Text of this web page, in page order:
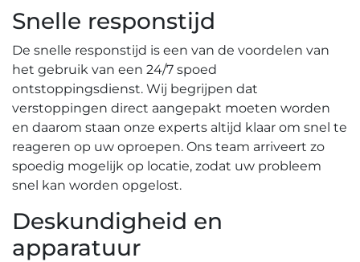
Snelle responstijd
De snelle responstijd is een van de voordelen van
het gebruik van een 24/7 spoed
ontstoppingsdienst.​ Wij begrijpen dat
verstoppingen direct aangepakt moeten worden
en daarom staan onze experts altijd klaar om snel te
reageren op uw oproepen.​ Ons team arriveert zo
spoedig mogelijk op locatie, zodat uw probleem
snel kan worden opgelost.​
Deskundigheid en
apparatuur